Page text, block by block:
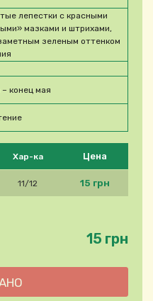
Хар-ка Цена
11/12 15 грн
15 грн
лепестки с красными
мазками и штрихами,
зеленым оттенком
конец мая